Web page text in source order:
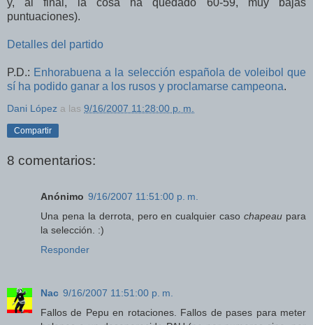
y, al final, la cosa ha quedado 60-59, muy bajas
puntuaciones).
Detalles del partido
P.D.: Enhorabuena a la selección española de voleibol que
sí ha podido ganar a los rusos y proclamarse campeona.
Dani López a las 9/16/2007 11:28:00 p. m.
Compartir
8 comentarios:
Anónimo 9/16/2007 11:51:00 p. m.
Una pena la derrota, pero en cualquier casochapeau para
la selección. :)
Responder
Nac 9/16/2007 11:51:00 p. m.
Fallos de Pepu en rotaciones. Fallos de pases para meter